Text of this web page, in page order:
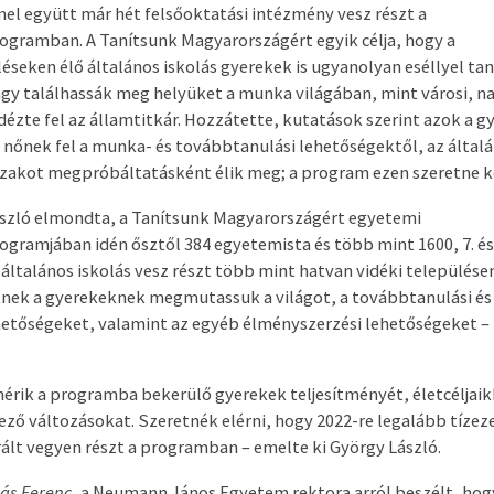
együtt már hét felsőoktatási intézmény vesz részt a
A Tanítsunk Magyarországért egyik célja, hogy a
élő általános iskolás gyerekek is ugyanolyan eséllyel
találhassák meg helyüket a munka világában, mint városi,
fel az államtitkár. Hozzátette, kutatások szerint azok a
fel a munka- és továbbtanulási lehetőségektől, az
megpróbáltatásként élik meg; a program ezen szeretne
elmondta, a Tanítsunk Magyarországért egyetemi
idén ősztől 384 egyetemista és több mint 1600, 7.
iskolás vesz részt több mint hatvan vidéki
a gyerekeknek megmutassuk a világot, a továbbtanulási és
valamint az egyéb élményszerzési lehetőségeket
a programba bekerülő gyerekek teljesítményét,
változásokat. Szeretnék elérni, hogy 2022-re legalább
vegyen részt a programban – emelte ki György László.